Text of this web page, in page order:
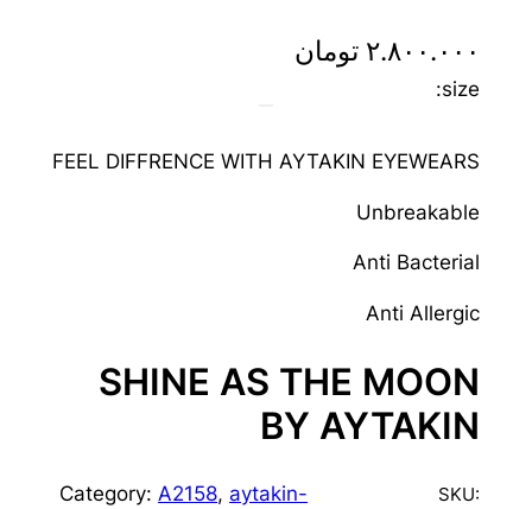
۲.۸۰۰.۰۰۰ تومان
size:
FEEL DIFFRENCE WITH AYTAKIN EYEWEARS
Unbreakable
Anti Bacterial
Anti Allergic
SHINE AS THE MOON
BY AYTAKIN
SKU:
Category: A2158, aytakin-